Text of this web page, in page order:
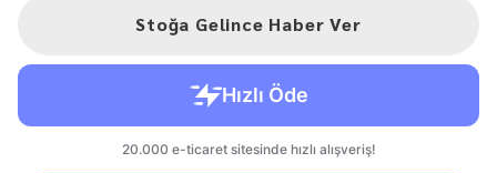
Stoğa Gelince Haber Ver